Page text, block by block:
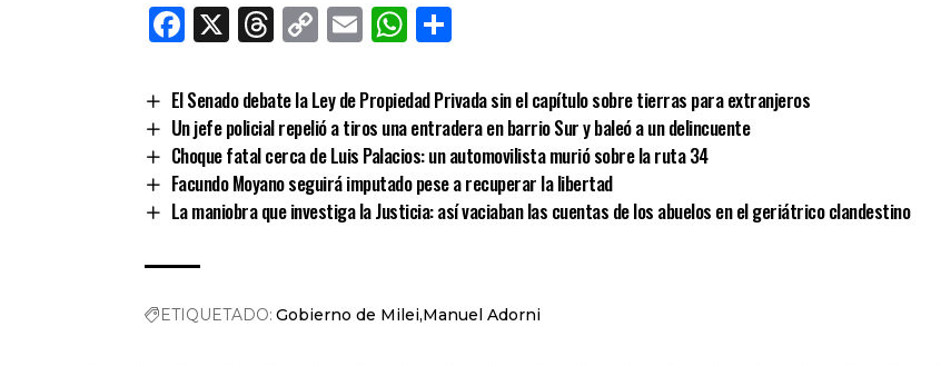
Facebook
X Threads
CopyEmailWhatsApp
El Senado debate la Ley de Propiedad Privada sin el capítulo sobre tierras para extranjeros
Un jefe policial repelió a tiros una entradera en barrio Sur y baleó a un delincuente
Choque fatal cerca de Luis Palacios: un automovilista murió sobre la ruta 34
Facundo Moyano seguirá imputado pese a recuperar la libertad
La maniobra que investiga la Justicia: así vaciaban las cuentas de los abuelos en el geriátrico clandestino
ETIQUETADO: Gobierno de Milei Manuel Adorni